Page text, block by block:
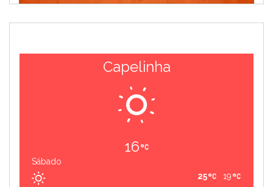
Capelinha
16
Sábado
19
25